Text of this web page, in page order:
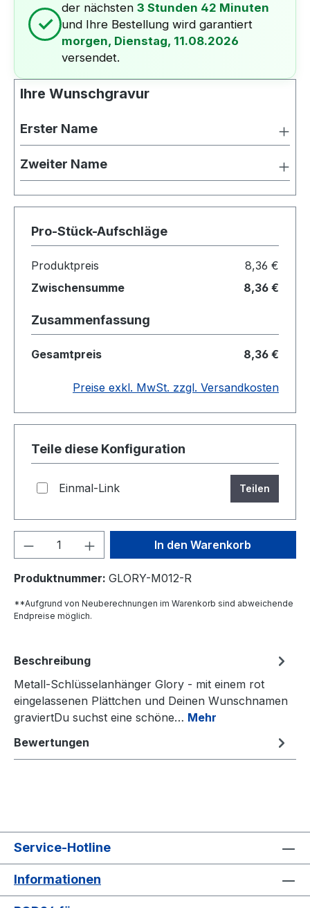
✓
der nächsten 3 Stunden 42 Minuten
und Ihre Bestellung wird garantiert
morgen, Dienstag, 11.08.2026
versendet.
Ihre Wunschgravur
Erster Name
Zweiter Name
Pro-Stück-Aufschläge
Produktpreis
8,36 €
Zwischensumme
8,36 €
Zusammenfassung
Gesamtpreis 8,36 €
Preise exkl. MwSt. zzgl. Versandkosten
Teile diese Konfiguration
Einmal-Link Teilen
Produkt Anzahl: Gib denIn den Warenkorb
Produktnummer: GLORY-M012-R
**Aufgrund von Neuberechnungen im Warenkorb sind abweichende
Endpreise möglich.
Beschreibung
Metall-Schlüsselanhänger Glory - mit einem rot
eingelassenen Plättchen und Deinen Wunschnamen
graviertDu suchst eine schöne… Mehr
Bewertungen
Service-Hotline
Informationen